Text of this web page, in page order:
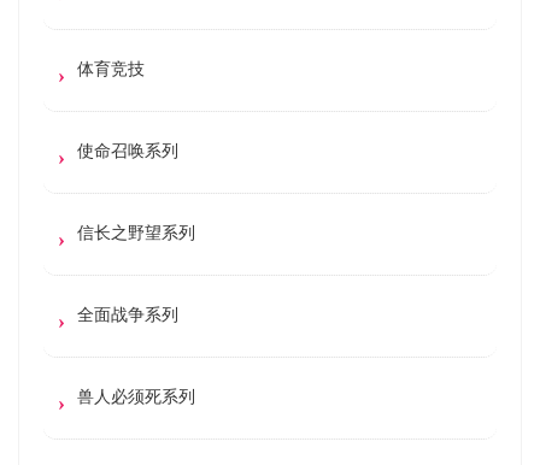
体育竞技
使命召唤系列
信长之野望系列
全面战争系列
兽人必须死系列